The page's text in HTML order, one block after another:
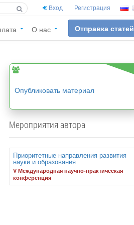
Вход Регистрация
О нас Отправка статей
Опубликовать материал
Мероприятия автора
Приоритетные направления развития
науки и образования
V Международная научно-практическая
конференция